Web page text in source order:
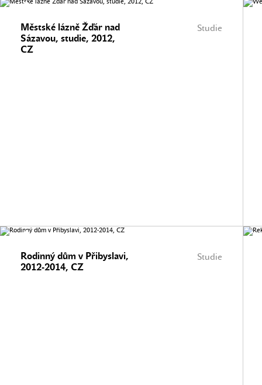
Studie
Městské lázně Žďár nad
Sázavou, studie, 2012,
CZ
Studie
Rodinný dům v Přibyslavi,
2012-2014, CZ